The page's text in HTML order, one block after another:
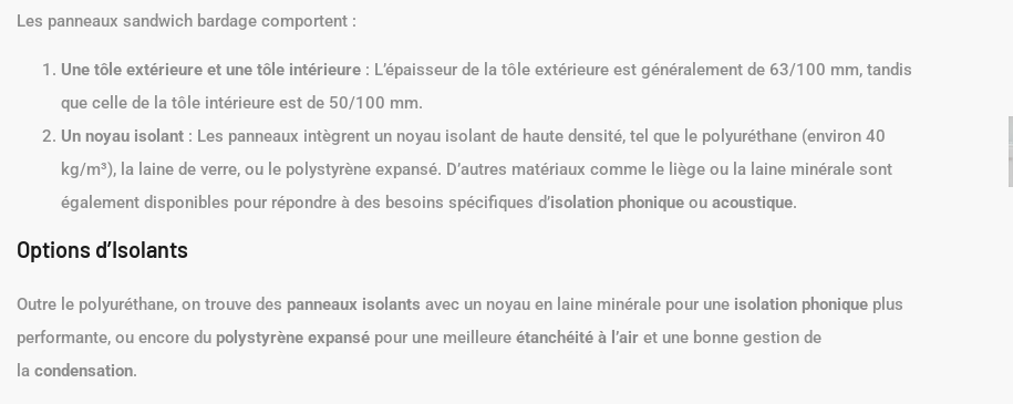
Les panneaux sandwich bardage comportent :
Une tôle extérieure et une tôle intérieure : L’épaisseur de la tôle extérieure est généralement de 63/100 mm, tandis
que celle de la tôle intérieure est de 50/100 mm.
Un noyau isolant : Les panneaux intègrent un noyau isolant de haute densité, tel que le polyuréthane (environ 40
kg/m³), la laine de verre, ou le polystyrène expansé. D’autres matériaux comme le liège ou la laine minérale sont
également disponibles pour répondre à des besoins spécifiques d’isolation phonique ou acoustique.
Options d’Isolants
Outre le polyuréthane, on trouve des panneaux isolants avec un noyau en laine minérale pour une isolation phonique plus
performante, ou encore du polystyrène expansé pour une meilleure étanchéité à l’air et une bonne gestion de
la condensation.